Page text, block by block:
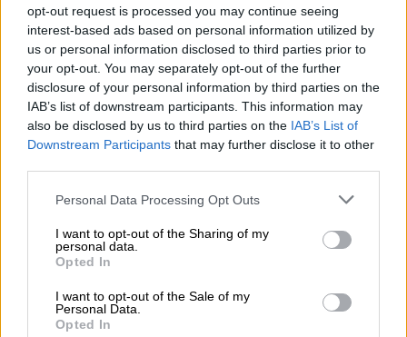
opt-out request is processed you may continue seeing
interest-based ads based on personal information utilized by
us or personal information disclosed to third parties prior to
your opt-out. You may separately opt-out of the further
disclosure of your personal information by third parties on the
IAB’s list of downstream participants. This information may
also be disclosed by us to third parties on the IAB’s List of
Downstream Participants that may further disclose it to other
Please note that this website/app uses one or more Google
not limited to your visit or usage behaviour. You may click to
grant or deny consent to Google and its third-party tags to
use your data for below specified purposes in below Google
consent section.
Personal Data Processing Opt Outs
I want to opt-out of the Sharing of my
personal data.
Opted In
I want to opt-out of the Sale of my
Personal Data.
Opted In
Τα επιβαρυντικά στοιχεία για τον
65χρονο
Σύμφωνα με πληροφορίες που έφερε
νωρίτερα στο φως τοethnos.gr, στο
μικροσκόπιο των αστυνομικών βρίσκεται το
ενδεχόμενο ο 26χρονος να είχε έντονη
φέρεται να εξέφρασε την επιθυμία να φύγει
μαζί με τη μητέρα του για τη Γερμανία.
νεαρός είχε επιστρέψει στην Ελλάδα
μόλις πριν από λίγες ημέρες
και οι Αρχές
εξετάζουν αν η προοπτική αυτή προκάλεσε